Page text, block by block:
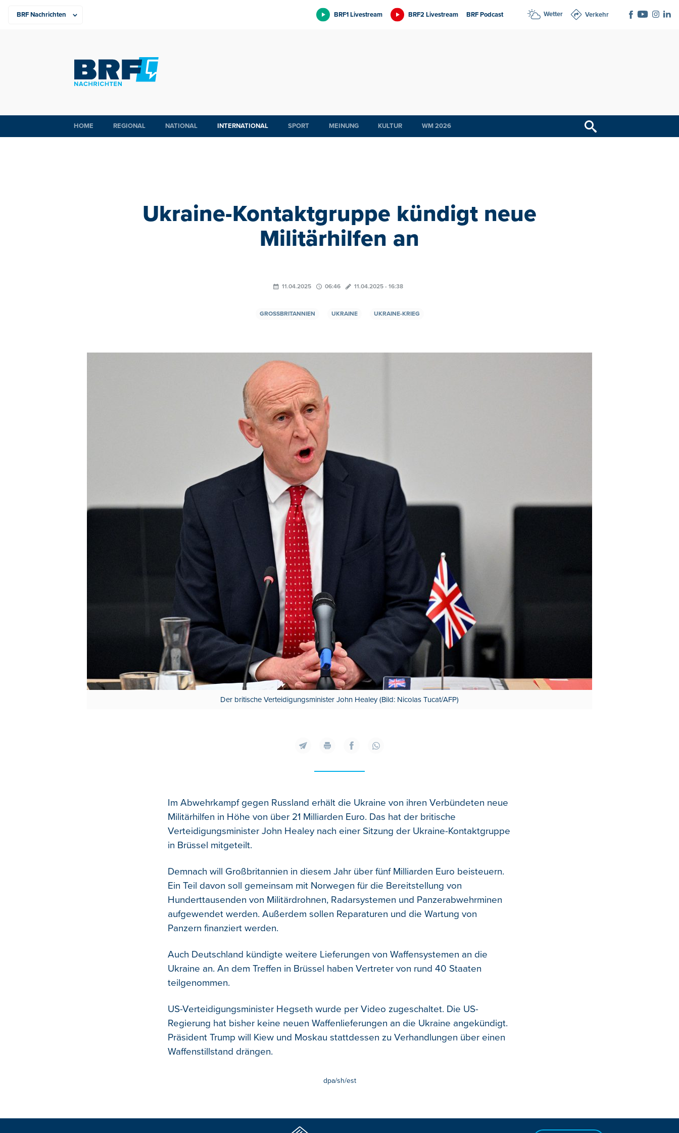
BRF1 Livestream BRF2 Livestream BRF Podcast Wetter Verkehr
HOME REGIONAL NATIONAL INTERNATIONAL SPORT MEINUNG KULTUR WM 2026
Ukraine-Kontaktgruppe kündigt neue
Militärhilfen an
11.04.2025 06:46 11.04.2025 - 16:38
GROSSBRITANNIEN UKRAINE UKRAINE-KRIEG
Der britische Verteidigungsminister John Healey (Bild: Nicolas Tucat/AFP)
Im Abwehrkampf gegen Russland erhält die Ukraine von ihren Verbündeten neue
Militärhilfen in Höhe von über 21 Milliarden Euro. Das hat der britische
Verteidigungsminister John Healey nach einer Sitzung der Ukraine-Kontaktgruppe
in Brüssel mitgeteilt.
Demnach will Großbritannien in diesem Jahr über fünf Milliarden Euro beisteuern.
Ein Teil davon soll gemeinsam mit Norwegen für die Bereitstellung von
Hunderttausenden von Militärdrohnen, Radarsystemen und Panzerabwehrminen
aufgewendet werden. Außerdem sollen Reparaturen und die Wartung von
Panzern finanziert werden.
Auch Deutschland kündigte weitere Lieferungen von Waffensystemen an die
Ukraine an. An dem Treffen in Brüssel haben Vertreter von rund 40 Staaten
teilgenommen.
US-Verteidigungsminister Hegseth wurde per Video zugeschaltet. Die US-
Regierung hat bisher keine neuen Waffenlieferungen an die Ukraine angekündigt.
Präsident Trump will Kiew und Moskau stattdessen zu Verhandlungen über einen
Waffenstillstand drängen.
dpa/sh/est